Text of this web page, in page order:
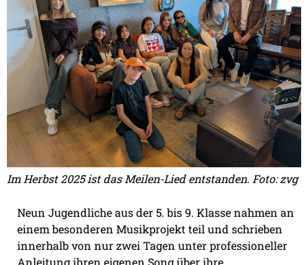
Im Herbst 2025 ist das Meilen-Lied entstanden. Foto: zvg
Neun Jugendliche aus der 5. bis 9. Klasse nahmen an
einem besonderen Musikprojekt teil und schrieben
innerhalb von nur zwei Tagen unter professioneller
Anleitung ihren eigenen Song über ihre